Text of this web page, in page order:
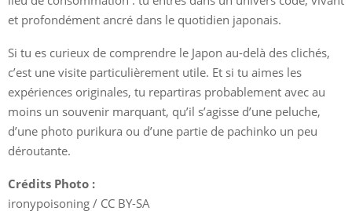
et profondément ancré dans le quotidien japonais.
Si tu es curieux de comprendre le Japon au-delà des clichés,
c’est une visite particulièrement utile. Et si tu aimes les
expériences originales, tu repartiras probablement avec au
moins un souvenir marquant, qu’il s’agisse d’une peluche,
d’une photo purikura ou d’une partie de pachinko un peu
déroutante.
Crédits Photo :
ironypoisoning / CC BY-SA